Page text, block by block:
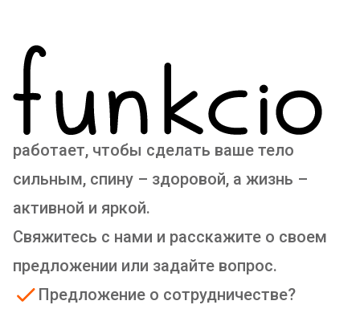
работает, чтобы сделать ваше тело
сильным, спину – здоровой, а жизнь –
активной и яркой.
Свяжитесь с нами и расскажите о своем
предложении или задайте вопрос.
Предложение о сотрудничестве?